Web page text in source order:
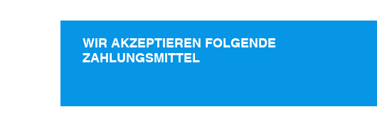
WIR AKZEPTIEREN FOLGENDE
ZAHLUNGSMITTEL